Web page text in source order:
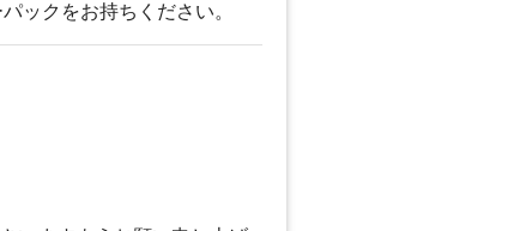
ックをお持ちください。